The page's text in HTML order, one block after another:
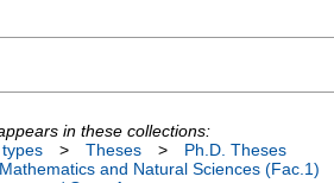
in these collections:
> Theses >
Ph.D. Theses
and Natural Sciences (Fac.1)